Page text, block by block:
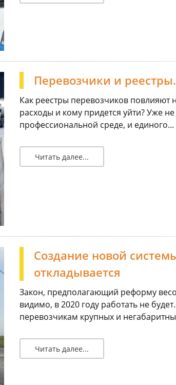
Перевозчики и
Как реестры перевозчиков повлияют
расходы и кому придется уйти? Уже
профессиональной среде, и единого...
Читать далее...
Создание новой
откладывается
Закон, предполагающий реформу
видимо, в 2020 году работать не
перевозчикам крупных и
Читать далее...